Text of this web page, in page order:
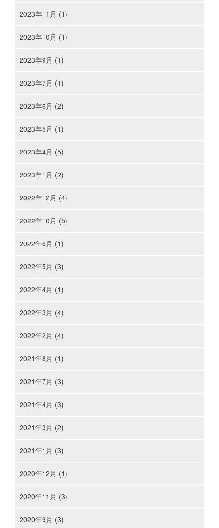
2023年11月 (1)
2023年10月 (1)
2023年9月 (1)
2023年7月 (1)
2023年6月 (2)
2023年5月 (1)
2023年4月 (5)
2023年1月 (2)
2022年12月 (4)
2022年10月 (5)
2022年6月 (1)
2022年5月 (3)
2022年4月 (1)
2022年3月 (4)
2022年2月 (4)
2021年8月 (1)
2021年7月 (3)
2021年4月 (3)
2021年3月 (2)
2021年1月 (3)
2020年12月 (1)
2020年11月 (3)
2020年9月 (3)